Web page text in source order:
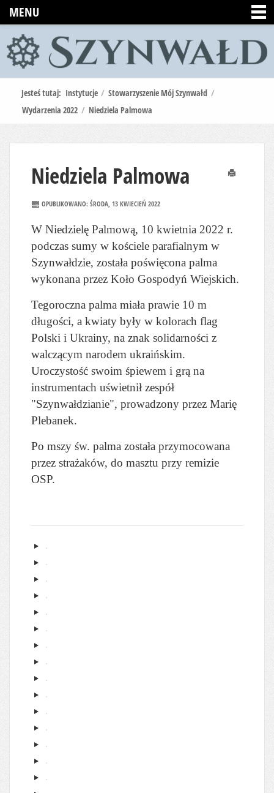
MENU
Jesteś tutaj: Instytucje / Stowarzyszenie Mój Szynwałd /
Wydarzenia 2022 / Niedziela Palmowa
Niedziela Palmowa
OPUBLIKOWANO: ŚRODA, 13 KWIECIEŃ 2022
W Niedzielę Palmową, 10 kwietnia 2022 r.
podczas sumy w kościele parafialnym w
Szynwałdzie, została poświęcona palma
wykonana przez Koło Gospodyń Wiejskich.
Tegoroczna palma miała prawie 10 m
długości, a kwiaty były w kolorach flag
Polski i Ukrainy, na znak solidarności z
walczącym narodem ukraińskim.
Uroczystość swoim śpiewem i grą na
instrumentach uświetnił zespół
"Szynwałdzianie", prowadzony przez Marię
Plebanek.
Po mszy św. palma została przymocowana
przez strażaków, do masztu przy remizie
OSP.